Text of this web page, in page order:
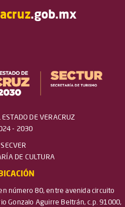
.gob.mx
DE VERACRUZ
- 2030
SECVER
DE CULTURA
número 80, entre avenida circuito
Gonzalo Aguirre Beltrán, c.p. 91000,